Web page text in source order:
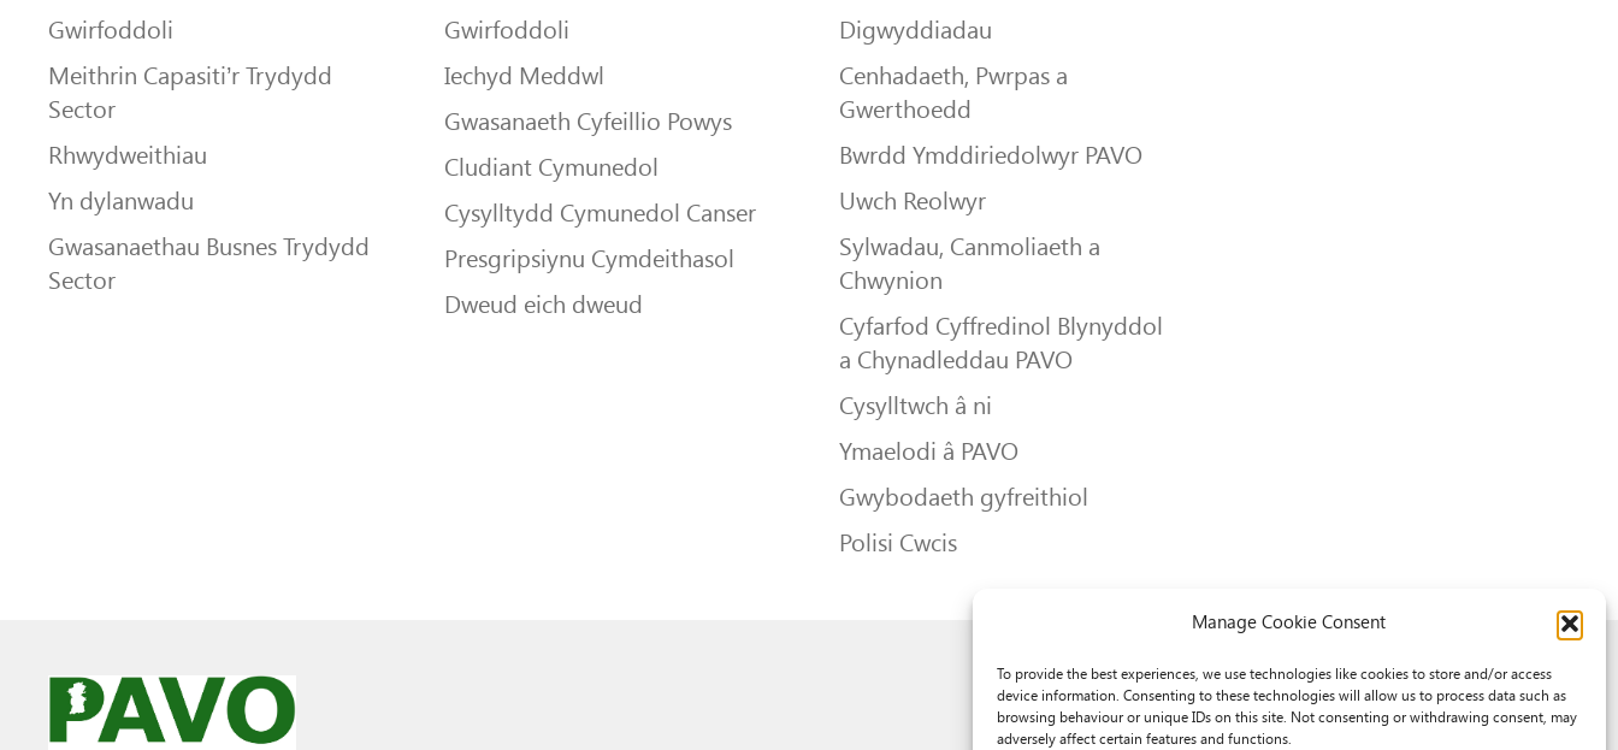
Manage Cookie Consent
To provide the best experiences, we use technologies like cookies to store and/or access
device information. Consenting to these technologies will allow us to process data such as
browsing behaviour or unique IDs on this site. Not consenting or withdrawing consent, may
adversely affect certain features and functions.
Gwirfoddoli
Meithrin Capasiti’r Trydydd
Sector
Rhwydweithiau
Yn dylanwadu
Gwasanaethau Busnes Trydydd
Sector
Gwirfoddoli
Iechyd Meddwl
Gwasanaeth Cyfeillio Powys
Cludiant Cymunedol
Cysylltydd Cymunedol Canser
Presgripsiynu Cymdeithasol
Dweud eich dweud
Digwyddiadau
Cenhadaeth, Pwrpas a
Gwerthoedd
Bwrdd Ymddiriedolwyr PAVO
Uwch Reolwyr
Sylwadau, Canmoliaeth a
Chwynion
Cyfarfod Cyffredinol Blynyddol
a Chynadleddau PAVO
Cysylltwch â ni
Ymaelodi â PAVO
Gwybodaeth gyfreithiol
Polisi Cwcis